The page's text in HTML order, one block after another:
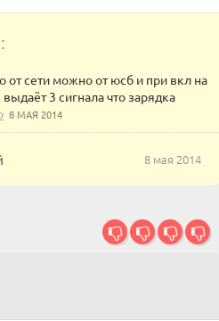
сети можно от юсб и при вкл на
3 сигнала что зарядка
8 МАЯ 2014
8 мая 2014